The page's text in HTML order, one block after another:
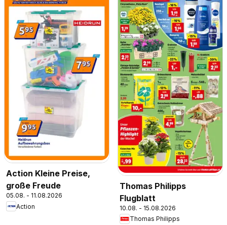
Action Kleine Preise,
große Freude
05.08. - 11.08.2026
Action
Thomas Philipps
Flugblatt
10.08. - 15.08.2026
Thomas Philipps